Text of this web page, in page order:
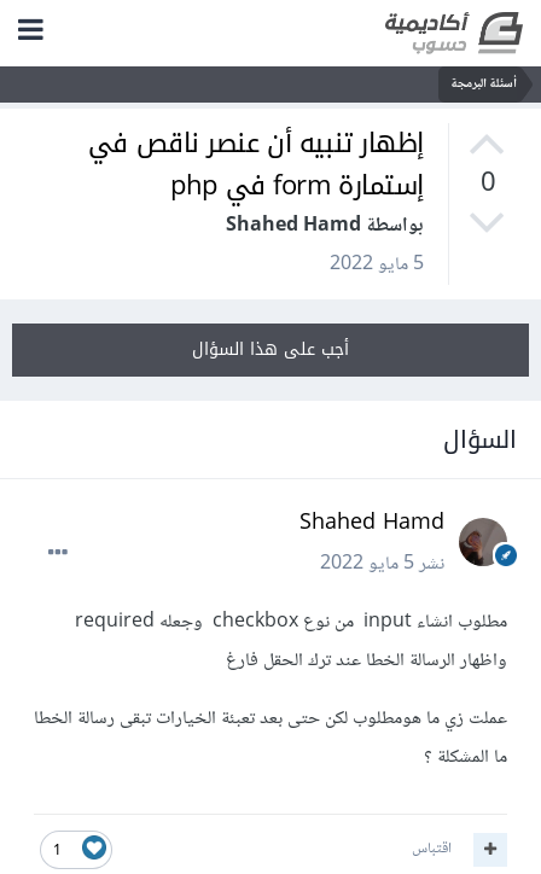
أسئلة البرمجة
0
إظهار تنبيه أن عنصر ناقص في
إستمارة form في php
بواسطة Shahed Hamd
5 مايو 2022
أجب على هذا السؤال
السؤال
Shahed Hamd
نشر5 مايو 2022
مطلوب انشاء input من نوع checkbox وجعله required
واظهار الرسالة الخطا عند ترك الحقل فارغ
عملت زي ما هومطلوب لكن حتى بعد تعبئة الخيارات تبقى رسالة الخطا
ما المشكلة ؟
1 اقتباس